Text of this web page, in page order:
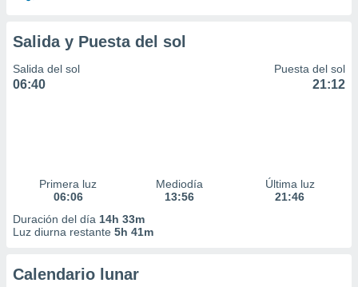
Salida y Puesta del sol
Salida del sol
06:40
Puesta del sol
21:12
Primera luz
06:06
Mediodía
13:56
Última luz
21:46
Duración del día 14h 33m
Luz diurna restante 5h 41m
Calendario lunar